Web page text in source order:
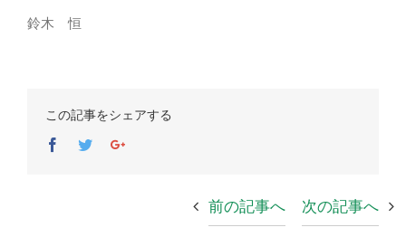
鈴木 恒
この記事をシェアする
Facebook
TwitterGoogle+
前の記事へ 次の記事へ